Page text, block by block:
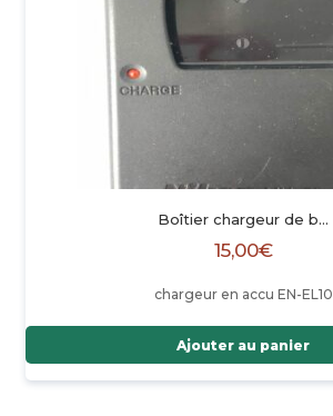
Boîtier chargeur de b…
15,00€
chargeur en accu EN-EL10
Ajouter au panier